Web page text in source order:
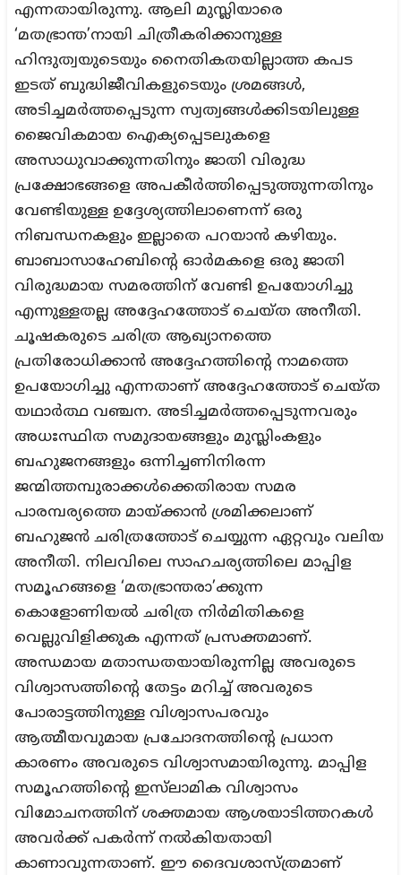
എന്നതായിരുന്നു. ആലി മുസ്ലിയാരെ
‘മതഭ്രാന്ത’നായി ചിത്രീകരിക്കാനുള്ള
ഹിന്ദുത്വയുടെയും നൈതികതയില്ലാത്ത കപട
ഇടത് ബുദ്ധിജീവികളുടെയും ശ്രമങ്ങൾ,
അടിച്ചമർത്തപ്പെടുന്ന സ്വത്വങ്ങൾക്കിടയിലുള്ള
ജൈവികമായ ഐക്യപ്പെടലുകളെ
അസാധുവാക്കുന്നതിനും ജാതി വിരുദ്ധ
പ്രക്ഷോഭങ്ങളെ അപകീർത്തിപ്പെടുത്തുന്നതിനും
വേണ്ടിയുള്ള ഉദ്ദേശ്യത്തിലാണെന്ന് ഒരു
നിബന്ധനകളും ഇല്ലാതെ പറയാൻ കഴിയും.
ബാബാസാഹേബിന്റെ ഓർമകളെ ഒരു ജാതി
വിരുദ്ധമായ സമരത്തിന് വേണ്ടി ഉപയോഗിച്ചു
എന്നുള്ളതല്ല അദ്ദേഹത്തോട് ചെയ്ത അനീതി.
ചൂഷകരുടെ ചരിത്ര ആഖ്യാനത്തെ
പ്രതിരോധിക്കാൻ അദ്ദേഹത്തിന്റെ നാമത്തെ
ഉപയോഗിച്ചു എന്നതാണ് അദ്ദേഹത്തോട് ചെയ്ത
യഥാർത്ഥ വഞ്ചന. അടിച്ചമർത്തപ്പെടുന്നവരും
അധഃസ്ഥിത സമുദായങ്ങളും മുസ്ലിംകളും
ബഹുജനങ്ങളും ഒന്നിച്ചണിനിരന്ന
ജന്മിത്തമ്പുരാക്കൾക്കെതിരായ സമര
പാരമ്പര്യത്തെ മായ്ക്കാൻ ശ്രമിക്കലാണ്
ബഹുജൻ ചരിത്രത്തോട് ചെയ്യുന്ന ഏറ്റവും വലിയ
അനീതി. നിലവിലെ സാഹചര്യത്തിലെ മാപ്പിള
സമൂഹങ്ങളെ ‘മതഭ്രാന്തരാ’ക്കുന്ന
കൊളോണിയൽ ചരിത്ര നിർമിതികളെ
വെല്ലുവിളിക്കുക എന്നത് പ്രസക്തമാണ്.
അന്ധമായ മതാന്ധതയായിരുന്നില്ല അവരുടെ
വിശ്വാസത്തിന്റെ തേട്ടം മറിച്ച് അവരുടെ
പോരാട്ടത്തിനുള്ള വിശ്വാസപരവും
ആത്മീയവുമായ പ്രചോദനത്തിന്റെ പ്രധാന
കാരണം അവരുടെ വിശ്വാസമായിരുന്നു. മാപ്പിള
സമൂഹത്തിന്റെ ഇസ്‌ലാമിക വിശ്വാസം
വിമോചനത്തിന് ശക്തമായ ആശയാടിത്തറകൾ
അവർക്ക് പകർന്ന് നൽകിയതായി
കാണാവുന്നതാണ്. ഈ ദൈവശാസ്ത്രമാണ്